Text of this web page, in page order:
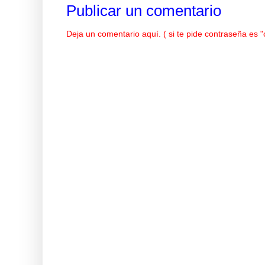
Publicar un comentario
Deja un comentario aquí. ( si te pide contraseña es